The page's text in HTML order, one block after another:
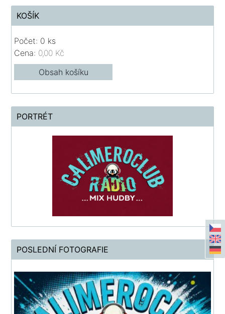
KOŠÍK
Počet: 0 ks
Cena: 0,00 Kč
Obsah košíku
PORTRÉT
POSLEDNÍ FOTOGRAFIE